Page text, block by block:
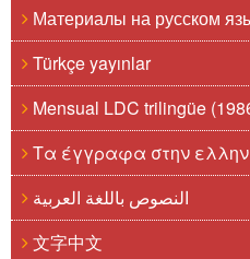
Материалы на русском
Türkçe yayınlar
Mensual LDC trilingüe
Τα έγγραφα στην
النصوص باللغة العربية
文字中文